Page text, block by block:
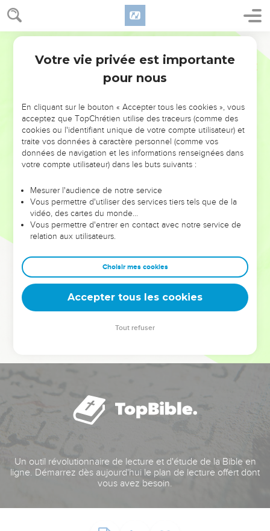
NE MANQUEZ PAS L’ÉVÉNEMENT
DE L’ANNÉE !
ET SI LEURS ERREURS POUVAIENT VOUS ÉVITER LES
VOTRES ?
leur foi ou leur vision. Mais on voit moins les doutes, les erreurs
et les saisons difficiles qu'ils ont traversés, alors même que ce
sont elles qui les ont façonnés.
Dans cette conférence, leaders, entrepreneurs, et responsables
clés pour avancer avec plus de sagesse afin que leurs erreurs
deviennent vos tremplins. Que vous guidiez un ministère, une
équipe, un groupe ou une famille, leur expérience est faite
Un outil révolutionnaire de lecture et d'étude de la Bible en
ligne. Démarrez dès aujourd'hui le plan de lecture offert dont
vous avez besoin.
Votre vie privée est importante
pour nous
En cliquant sur le bouton « Accepter tous les cookies », vous
acceptez que TopChrétien utilise des traceurs (comme des
cookies ou l'identifiant unique de votre compte utilisateur) et
traite vos données à caractère personnel (comme vos
données de navigation et les informations renseignées dans
votre compte utilisateur) dans les buts suivants :
Mesurer l'audience de notre service
Vous permettre d'utiliser des services tiers tels que de la
vidéo, des cartes du monde…
Vous permettre d'entrer en contact avec notre service de
relation aux utilisateurs.
Choisir mes cookies
Accepter tous les cookies
Tout refuser